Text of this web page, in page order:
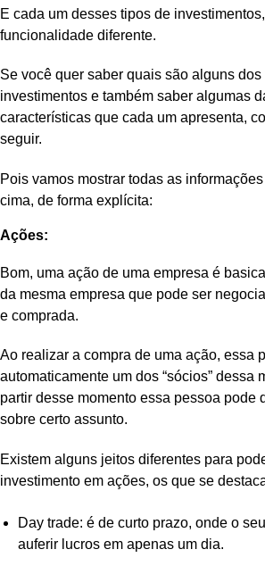
E cada um desses tipos de
funcionalidade diferente.
Se você quer saber quais são alguns dos
investimentos e também saber algumas
características que cada um apresenta,
seguir.
Pois vamos mostrar todas as
cima, de forma explícita:
Ações:
Bom, uma ação de uma empresa é
da mesma empresa que pode ser
e comprada.
Ao realizar a compra de uma ação, essa
automaticamente um dos “sócios” dessa
partir desse momento essa pessoa pode
sobre certo assunto.
Existem alguns jeitos diferentes para
investimento em ações, os que se
Day trade: é de curto prazo, onde o
auferir lucros em apenas um dia.